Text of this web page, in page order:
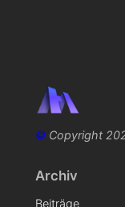
©Copyright
Archiv
Beiträge